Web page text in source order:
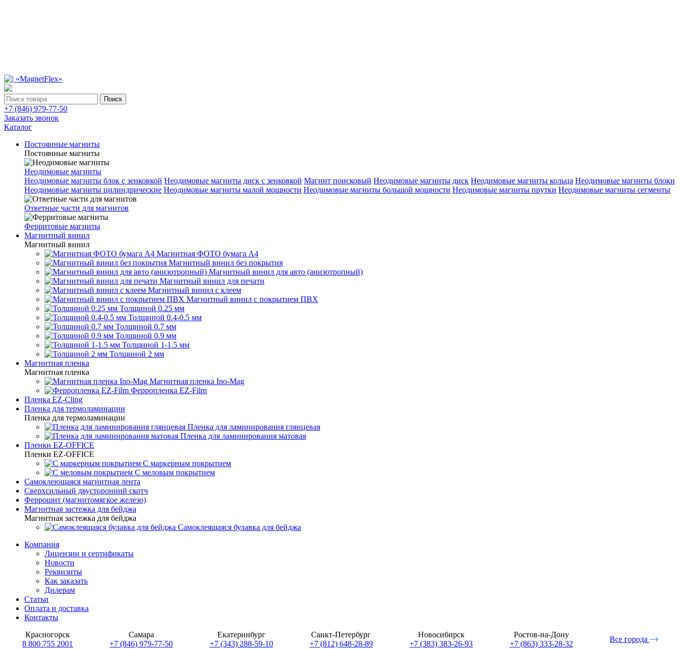
Поиск
+7 (846) 979-77-50
Заказать звонок
Каталог
Постоянные магниты
Постоянные магниты
Неодимовые магниты
Неодимовые магниты блок с зенковкой Неодимовые магниты диск с зенковкой Магнит поисковый Неодимовые магниты диск Неодимовые магниты кольца Неодимовые магниты блоки
Неодимовые магниты цилиндрические Неодимовые магниты малой мощности Неодимовые магниты большой мощности Неодимовые магниты прутки Неодимовые магниты сегменты
Ответные части для магнитов
Ферритовые магниты
Магнитный винил
Магнитный винил
Магнитная ФОТО бумага А4
Магнитный винил без покрытия
Магнитный винил для авто (анизотропный)
Магнитный винил для печати
Магнитный винил с клеем
Магнитный винил с покрытием ПВХ
Толщиной 0.25 мм
Толщиной 0.4-0.5 мм
Толщиной 0.7 мм
Толщиной 0.9 мм
Толщиной 1-1.5 мм
Толщиной 2 мм
Магнитная пленка
Магнитная пленка
Магнитная пленка Ino-Mag
Ферропленка EZ-Film
Пленка EZ-Cling
Пленка для термоламинации
Пленка для термоламинации
Пленка для ламинирования глянцевая
Пленка для ламинирования матовая
Пленки EZ-OFFICE
Пленки EZ-OFFICE
С маркерным покрытием
С меловым покрытием
Самоклеющаяся магнитная лента
Сверхсильный двусторонний скотч
Феррошит (магнитомягкое железо)
Магнитная застежка для бейджа
Магнитная застежка для бейджа
Самоклеящаяся булавка для бейджа
Компания
Лицензии и сертификаты
Новости
Реквизиты
Как заказать
Дилерам
Статьи
Оплата и доставка
Контакты
Красногорск
8 800 755 2001
Самара
+7 (846) 979-77-50
Екатеринбург
+7 (343) 288-59-10
Санкт-Петербург
+7 (812) 648-28-89
Новосибирск
+7 (383) 383-26-93
Ростов-на-Дону
+7 (863) 333-28-32
Все города